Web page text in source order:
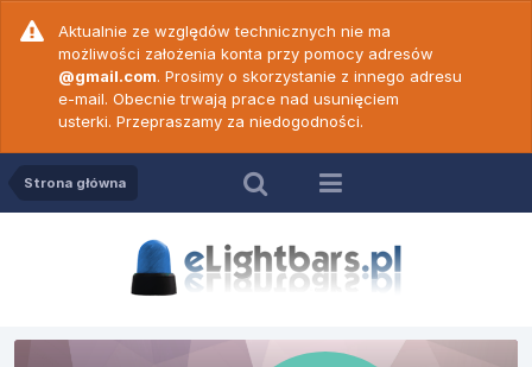
Aktualnie ze względów technicznych nie ma
możliwości założenia konta przy pomocy adresów
@gmail.com. Prosimy o skorzystanie z innego adresu
e-mail. Obecnie trwają prace nad usunięciem
usterki. Przepraszamy za niedogodności.
Strona główna